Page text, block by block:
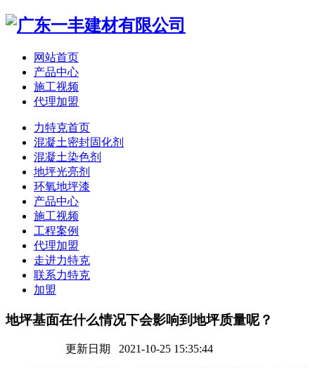
网站首页
产品中心
施工视频
代理加盟
力特克首页
混凝土密封固化剂
混凝土染色剂
地坪光亮剂
环氧地坪漆
产品中心
施工视频
工程案例
代理加盟
走进力特克
联系力特克
加盟
地坪基面在什么情况下会影响到地坪质量呢？
更新日期 2021-10-25 15:35:44